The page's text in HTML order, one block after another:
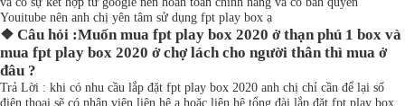
Youitube nên anh chị yên tâm sử dụng fpt play box ạ
❖ Câu hỏi :Muốn mua fpt play box 2020 ở thạn phú 1 box và
mua fpt play box 2020 ở chợ lách cho người thân thì mua ở
đâu ?
Trả Lời : khi có nhu cầu lắp đặt fpt play box 2020 anh chị chỉ cần để lại số
điện thoại sẽ có nhân viên liên hệ ạ hoặc liên hệ tổng đài lắp đặt fpt play box